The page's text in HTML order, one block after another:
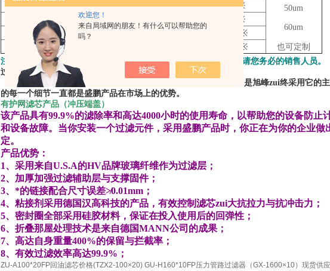
欢迎您！
来自局域网的朋友！有什么可以帮助您的
吗？
50um
60um
也可定制
HX-630*※
HDX-630*※
HBX-630*※
HX-800*※
HDX-800*※
HBX-800*※
HX-1000*※
HBX-1000*※
HX-1300*※
HBX-1300*※
注：
代表过滤精度；以上产品如果您对打码或者LOGO有要求，请您务必的销售人员。
过滤器密封
由于氟橡胶的惊人的耐腐蚀性，超高的温度范围与低压缩特性，是旭峰zui终采用它的
的每一个细节一直都是盛鹏产品在市场上的优势。
有护网滤芯产品（冲压端盖）
该产品具有99.9%的滤除率和高达4000小时的使用寿命，以帮助您的设备防止
和设备故障。当你安装一个过滤元件，采用盛鹏产品时，你正在为你的企业做
定。
产品优势：
1、采用来自U.S.A的HV品牌玻璃纤维作为过滤层；
2、加厚加强过滤辅助层与支撑固件；
3、*的链接配合尺寸误差≯0.01mm；
4、粘接剂采用德国汉高科技的产品，有效控制滤芯zui大抗拉力与抗冲击力；
5、密封圈全部采用硅胶材料，保证在投入使用后的回弹性；
6、折叠那屋处理技术是来自德国MANN公司的成果；
7、高达自身重量400%的保留与拦截率；
8、有效过滤效率高达99.9%；
ZU-A100*20FP回油滤芯价格(TZX2-100×20) GU-H160*10FP压力管路过滤器（GX-1600×10）现货供